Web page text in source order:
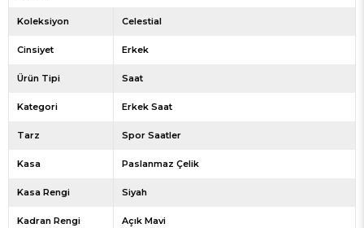
Koleksiyon Celestial
Cinsiyet Erkek
Ürün Tipi Saat
Kategori Erkek Saat
Tarz Spor Saatler
Kasa Paslanmaz Çelik
Kasa Rengi Siyah
Kadran Rengi Açık Mavi